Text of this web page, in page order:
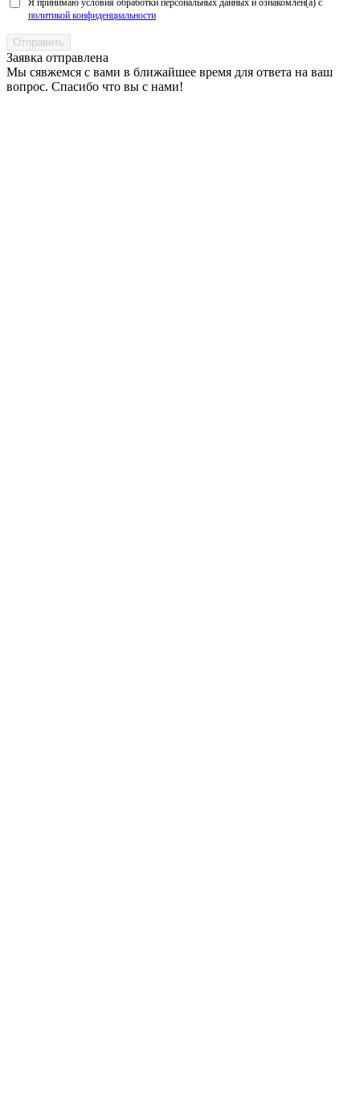
Я принимаю условия обработки персональных данных и ознакомлен(а) с
политикой конфиденциальности
Заявка отправлена
Мы сявжемся с вами в ближайшее время для ответа на ваш
вопрос. Спасибо что вы с нами!